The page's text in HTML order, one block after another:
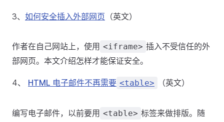
3、 如何安全插入外部网页 （英文）
作者在自己网站上，使用 <iframe> 插入不受信任的外
部网页。本文介绍怎样才能保证安全。
4、 HTML 电子邮件不再需要 <table> （英文）
编写电子邮件，以前要用 <table> 标签来做排版。随